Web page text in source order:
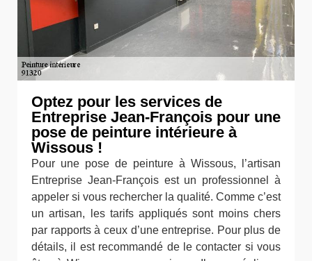
Optez pour les services de
Entreprise Jean-François pour une
pose de peinture intérieure à
Wissous !
Pour une pose de peinture à Wissous, l’artisan
Entreprise Jean-François est un professionnel à
appeler si vous rechercher la qualité. Comme c’est
un artisan, les tarifs appliqués sont moins chers
par rapports à ceux d’une entreprise. Pour plus de
détails, il est recommandé de le contacter si vous